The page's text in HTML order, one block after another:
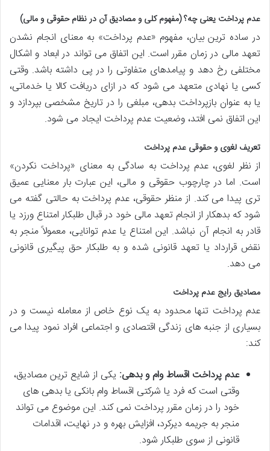
عدم پرداخت یعنی چه؟ (مفهوم کلی و مصادیق آن در نظام حقوقی و مالی)
در ساده ترین بیان، مفهوم «عدم پرداخت» به معنای انجام نشدن
تعهد مالی در زمان مقرر است. این اتفاق می تواند در ابعاد و اشکال
مختلفی رخ دهد و پیامدهای متفاوتی را در پی داشته باشد. وقتی
کسی یا نهادی متعهد می شود که در ازای دریافت کالا یا خدماتی،
یا به عنوان بازپرداخت بدهی، مبلغی را در تاریخ مشخصی بپردازد و
این اتفاق نمی افتد، وضعیت عدم پرداخت ایجاد می شود.
تعریف لغوی و حقوقی عدم پرداخت
از نظر لغوی، عدم پرداخت به سادگی به معنای «پرداخت نکردن»
است. اما در چارچوب حقوقی و مالی، این عبارت بار معنایی عمیق
تری پیدا می کند. از منظر حقوقی، عدم پرداخت به حالتی گفته می
شود که بدهکار از انجام تعهد مالی خود در قبال طلبکار امتناع ورزد یا
قادر به انجام آن نباشد. این امتناع یا عدم توانایی، معمولاً منجر به
نقض قرارداد یا تعهد قانونی شده و به طلبکار حق پیگیری قانونی
می دهد.
مصادیق رایج عدم پرداخت
عدم پرداخت تنها محدود به یک نوع خاص از معامله نیست و در
بسیاری از جنبه های زندگی اقتصادی و اجتماعی افراد نمود پیدا می
کند:
عدم پرداخت اقساط وام و بدهی: یکی از شایع ترین مصادیق،
وقتی است که فرد یا شرکتی اقساط وام بانکی یا بدهی های
خود را در زمان مقرر پرداخت نمی کند. این موضوع می تواند
منجر به جریمه دیرکرد، افزایش بهره و در نهایت، اقدامات
قانونی از سوی طلبکار شود.